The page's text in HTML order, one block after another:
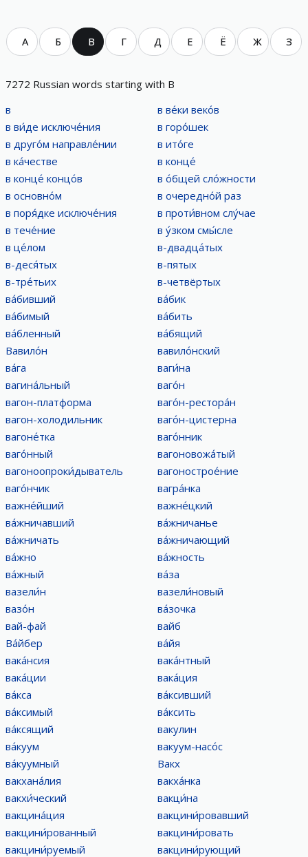
А Б В Г Д Е Ё Ж З
7272 Russian words starting with В
в
в ве́ки веко́в
в ви́де исключе́ния
в горо́шек
в друго́м направле́нии
в ито́ге
в ка́честве
в конце́
в конце́ концо́в
в о́бщей сло́жности
в основно́м
в очередно́й раз
в поря́дке исключе́ния
в проти́вном слу́чае
в тече́ние
в у́зком смы́сле
в це́лом
в-двадца́тых
в-деся́тых
в-пятых
в-тре́тьих
в-четвёртых
ва́бивший
ва́бик
ва́бимый
ва́бить
ва́бленный
ва́бящий
Вавило́н
вавило́нский
ва́га
ваги́на
вагина́льный
ваго́н
вагон-платформа
ваго́н-рестора́н
вагон-холодильник
ваго́н-цистерна
вагоне́тка
ваго́нник
ваго́нный
вагоновожа́тый
вагоноопроки́дыватель
вагонострое́ние
ваго́нчик
вагра́нка
важне́йший
важне́цкий
ва́жничавший
ва́жничанье
ва́жничать
ва́жничающий
ва́жно
ва́жность
ва́жный
ва́за
вазели́н
вазели́новый
вазо́н
ва́зочка
вай-фай
вайб
Ва́йбер
ва́йя
вака́нсия
вака́нтный
вака́ции
вака́ция
ва́кса
ва́ксивший
ва́ксимый
ва́ксить
ва́ксящий
вакулин
ва́куум
вакуум-насо́с
ва́куумный
Вакх
вакхана́лия
вакха́нка
вакхи́ческий
вакци́на
вакцина́ция
вакцини́ровавший
вакцини́рованный
вакцини́ровать
вакцини́руемый
вакцини́рующий